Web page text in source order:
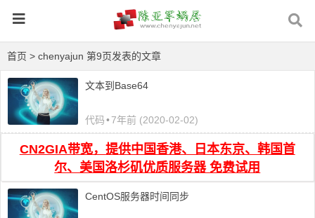
首页 > chenyajun 第9页发表的文章
文本到Base64
代码•7年前 (2020-02-02)
CN2GIA带宽，提供中国香港、日本东京、韩国首
尔、美国洛杉矶优质服务器 免费试用
CentOS服务器时间同步